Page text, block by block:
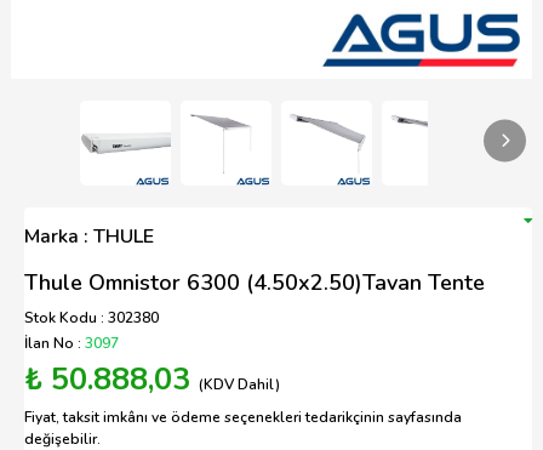
Marka : THULE
Thule Omnistor 6300 (4.50x2.50)Tavan Tente
Stok Kodu : 302380
İlan No : 3097
₺ 50.888,03 (KDV Dahil)
Fiyat, taksit imkânı ve ödeme seçenekleri tedarikçinin sayfasında
değişebilir.